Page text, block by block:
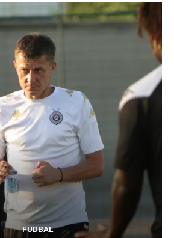
FUDBAL